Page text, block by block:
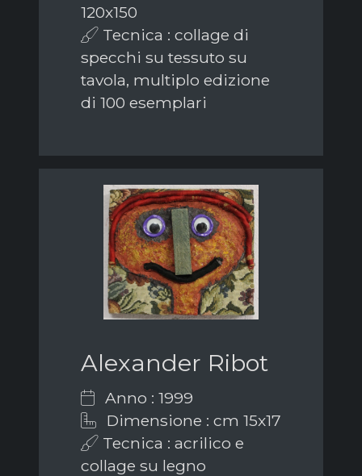
120x150
Tecnica : collage di
specchi su tessuto su
tavola, multiplo edizione
di 100 esemplari
Alexander Ribot
Anno : 1999
Dimensione : cm 15x17
Tecnica : acrilico e
collage su legno